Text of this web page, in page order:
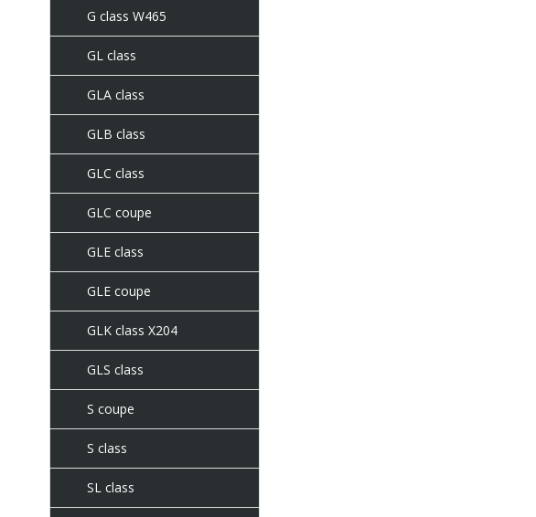
G class W465
GL class
GLA class
GLB class
GLC class
GLC coupe
GLE class
GLE coupe
GLK class X204
GLS class
S coupe
S class
SL class